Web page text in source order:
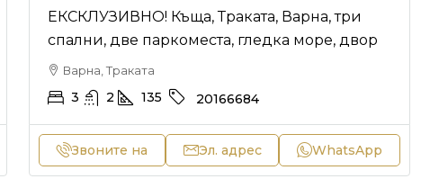
ЕКСКЛУЗИВНО! Къща, Траката, Варна, три
спални, две паркоместа, гледка море, двор
Варна, Траката
3 2 135 20166684
Звоните на Эл. адрес WhatsApp